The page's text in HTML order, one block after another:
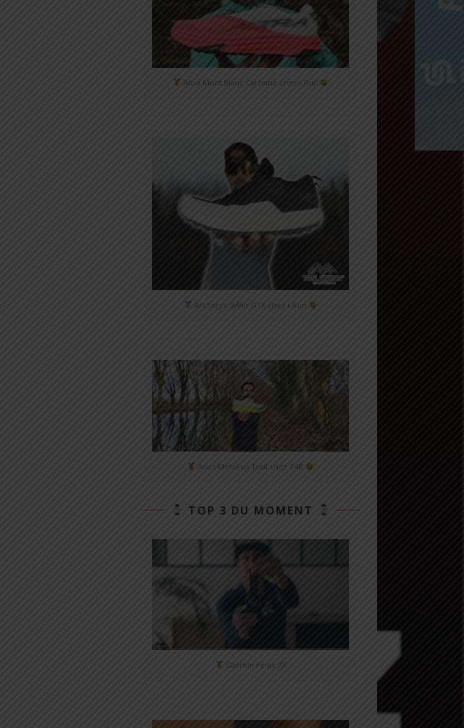
Altra Mont Blanc Carbone chez i-Run
Arc'teryx Sylan GTX chez i-Run
Asics MetaFuji Trail chez T4R
TOP 3 DU MOMENT
Garmin Fénix 7X